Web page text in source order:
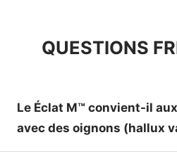
QUESTIONS
Le Éclat M™ convient-il
avec des oignons (hallux